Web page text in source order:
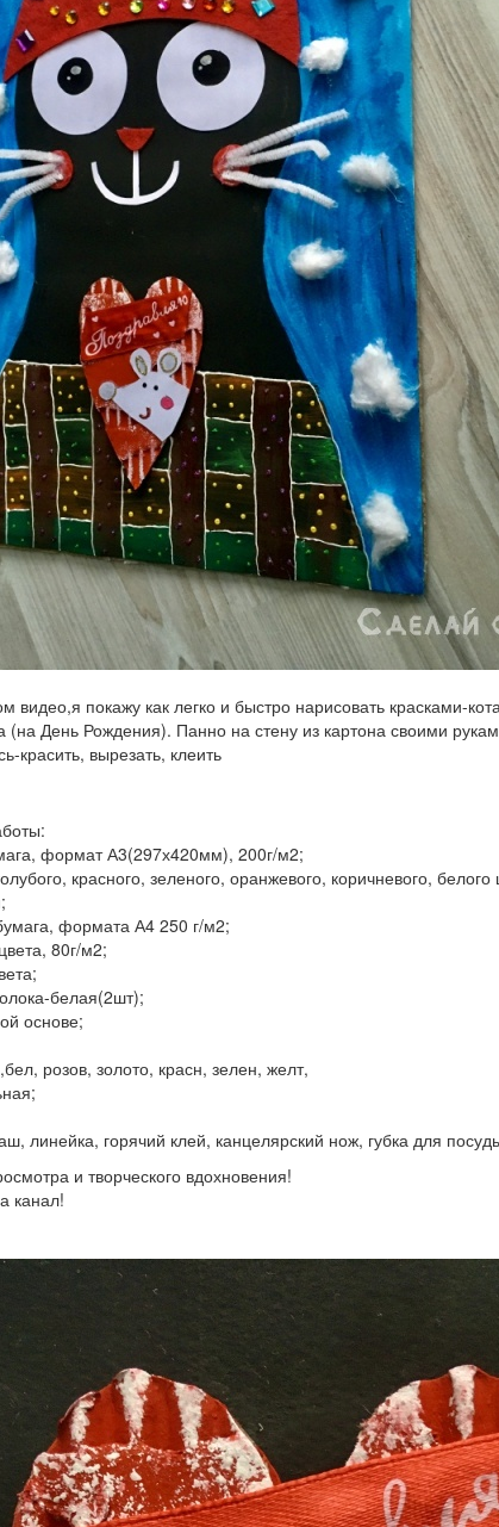
видео,я покажу как легко и быстро нарисовать красками-
(на День Рождения). Панно на стену из картона своими
красить, вырезать, клеить
формат А3(297х420мм), 200г/м2;
красного, зеленого, оранжевого, коричневого, белого
формата А4 250 г/м2;
80г/м2;
белая(2шт);
основе;
розов, золото, красн, зелен, желт,
линейка, горячий клей, канцелярский нож, губка для
и творческого вдохновения!
канал!